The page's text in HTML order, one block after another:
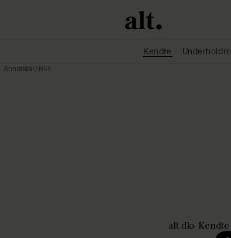
Kendte
alt.dk Kendte
Annonce